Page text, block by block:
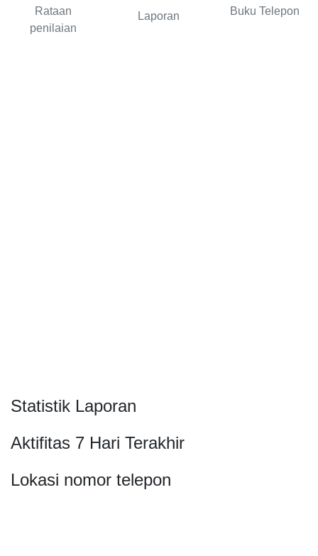
Rataan
penilaian
Laporan Buku Telepon
Statistik Laporan
Aktifitas 7 Hari Terakhir
Lokasi nomor telepon